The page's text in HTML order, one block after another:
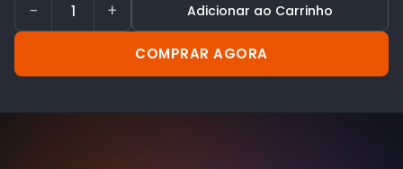
− + Adicionar ao Carrinho
COMPRAR AGORA